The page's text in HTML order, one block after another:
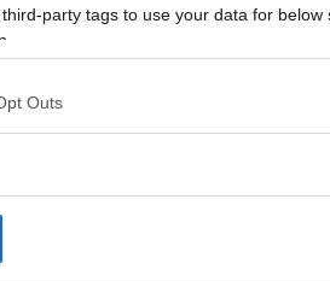
party tags to use your data for below
Outs
Flying Spur.